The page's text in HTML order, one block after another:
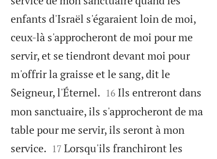
enfants d'Israël s'égaraient loin de moi,
ceux-là s'approcheront de moi pour me
servir, et se tiendront devant moi pour
m'offrir la graisse et le sang, dit le
Seigneur, l'Éternel. 

16 Ils entreront dans
mon sanctuaire, ils s'approcheront de ma
table pour me servir, ils seront à mon
service. 

17 Lorsqu'ils franchiront les